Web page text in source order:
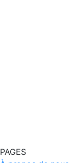
PAGES